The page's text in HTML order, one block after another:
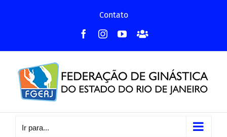
conteúdo
Contato
FacebookInstagram
YouTubeFacebook
Grupo
Ir para...